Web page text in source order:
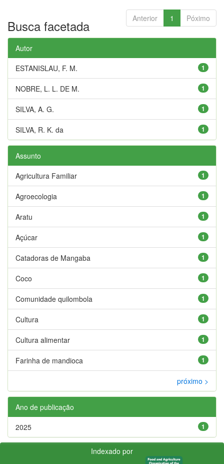
Anterior 1 Póximo
Busca facetada
Autor
1
ESTANISLAU, F. M.
1
NOBRE, L. L. DE M.
1
SILVA, A. G.
1
SILVA, R. K. da
Assunto
1
Agricultura Familiar
1
Agroecologia
1
Aratu
1
Açúcar
1
Catadoras de Mangaba
1
Coco
1
Comunidade quilombola
1
Cultura
1
Cultura alimentar
1
Farinha de mandioca
próximo >
Ano de publicação
1
2025
Indexado por